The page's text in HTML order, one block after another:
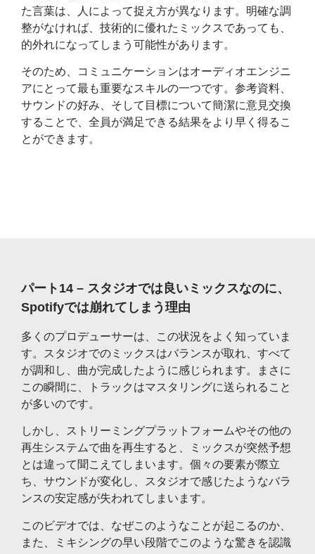
た言葉は、人によって捉え方が異なります。明確な調
整がなければ、技術的に優れたミックスであっても、
的外れになってしまう可能性があります。
そのため、コミュニケーションはオーディオエンジニ
アにとって最も重要なスキルの一つです。参考資料、
サウンドの好み、そして目標について簡潔に意見交換
することで、全員が満足できる結果をより早く得るこ
とができます。
パート14 – スタジオでは良いミックスなのに、
Spotifyでは崩れてしまう理由
多くのプロデューサーは、この状況をよく知っていま
す。スタジオでのミックスはバランスが取れ、すべて
が調和し、曲が完成したように感じられます。まさに
この瞬間に、トラックはマスタリングに送られること
が多いのです。
しかし、ストリーミングプラットフォームやその他の
再生システムで曲を再生すると、ミックスが突然予想
とは違って聞こえてしまいます。個々の要素が際立
ち、サウンドが変化し、スタジオで感じたようなバラ
ンスの安定感が失われてしまいます。
このビデオでは、なぜこのようなことが起こるのか、
また、ミキシングの早い段階でこのような驚きを認識